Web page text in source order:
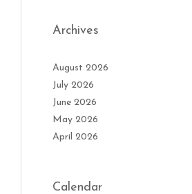
Archives
August 2026
July 2026
June 2026
May 2026
April 2026
Calendar